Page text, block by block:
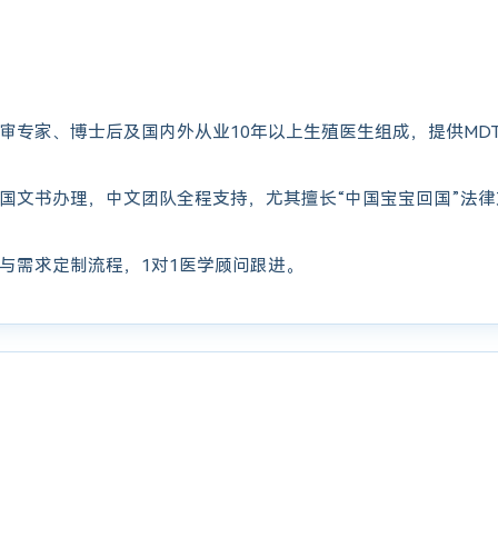
专家、博士后及国内外从业10年以上生殖医生组成，提供
文书办理，中文团队全程支持，尤其擅长“中国宝宝回国”法
需求定制流程，1对1医学顾问跟进。